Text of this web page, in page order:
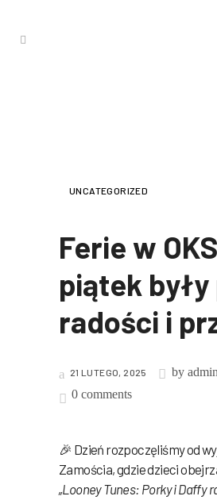
UNCATEGORIZED
Ferie w
piątek były
radości i
21 LUTEGO, 2025 by admin
0 comments
🎉 Dzień rozpoczęliśmy od
Zamościa, gdzie dzieci
„Looney Tunes: Porky i Daffy